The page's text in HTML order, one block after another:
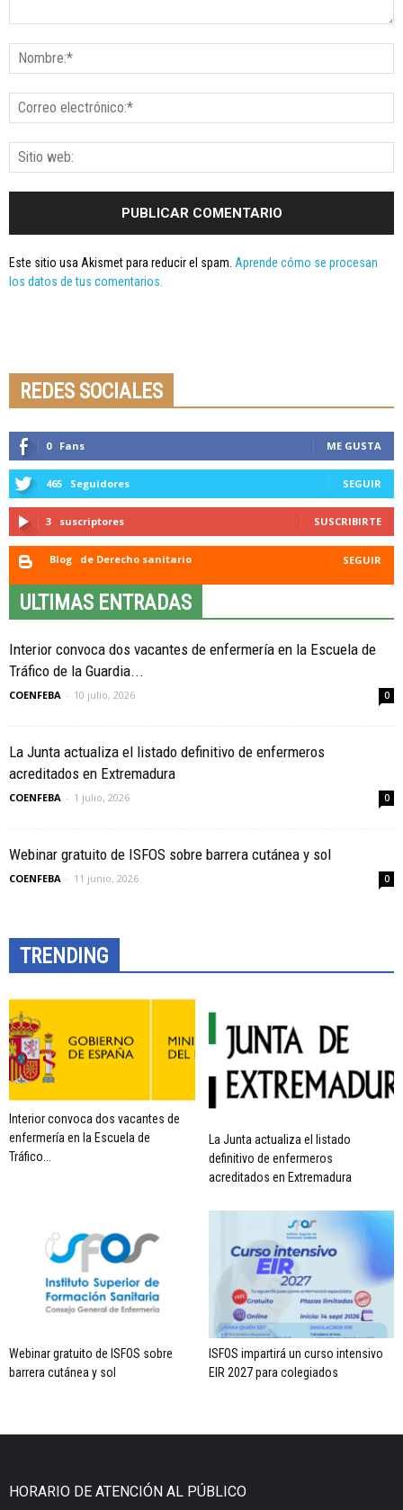
Este sitio usa Akismet para reducir el spam. Aprende cómo se procesan
los datos de tus comentarios.
REDES SOCIALES
0 Fans ME GUSTA
465 Seguidores SEGUIR
3 suscriptores SUSCRIBIRTE
Blog de Derecho sanitario SEGUIR
ULTIMAS ENTRADAS
Interior convoca dos vacantes de enfermería en la Escuela de
Tráfico de la Guardia...
COENFEBA - 10 julio, 2026 0
La Junta actualiza el listado definitivo de enfermeros
acreditados en Extremadura
COENFEBA - 1 julio, 2026 0
Webinar gratuito de ISFOS sobre barrera cutánea y sol
COENFEBA - 11 junio, 2026 0
TRENDING
Interior convoca dos vacantes de
enfermería en la Escuela de
Tráfico...
La Junta actualiza el listado
definitivo de enfermeros
acreditados en Extremadura
Webinar gratuito de ISFOS sobre
barrera cutánea y sol
ISFOS impartirá un curso intensivo
EIR 2027 para colegiados
HORARIO DE ATENCIÓN AL PÚBLICO